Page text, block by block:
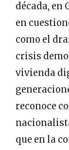
década, en
en
como el
crisis
vivienda
reconoce
que en la